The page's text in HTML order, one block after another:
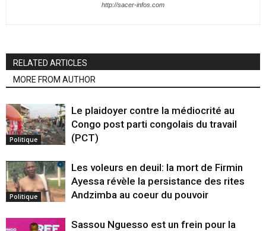
http://sacer-infos.com
RELATED ARTICLES
MORE FROM AUTHOR
Politique
Le plaidoyer contre la médiocrité au
Congo post parti congolais du travail
(PCT)
Politique
Les voleurs en deuil: la mort de Firmin
Ayessa révèle la persistance des rites
Andzimba au coeur du pouvoir
Sassou Nguesso est un frein pour la